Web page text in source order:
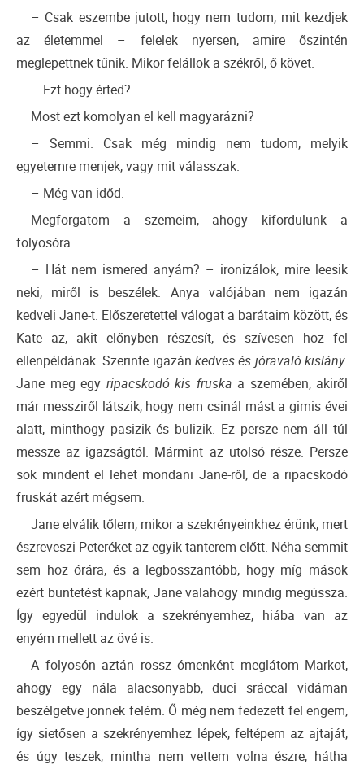
– Csak eszembe jutott, hogy nem tudom, mit kezdjek
az életemmel – felelek nyersen, amire őszintén
meglepettnek tűnik. Mikor felállok a székről, ő követ.
– Ezt hogy érted?
Most ezt komolyan el kell magyarázni?
– Semmi. Csak még mindig nem tudom, melyik
egyetemre menjek, vagy mit válasszak.
– Még van időd.
Megforgatom a szemeim, ahogy kifordulunk a
folyosóra.
– Hát nem ismered anyám? – ironizálok, mire leesik
neki, miről is beszélek. Anya valójában nem igazán
kedveli Jane-t. Előszeretettel válogat a barátaim között, és
Kate az, akit előnyben részesít, és szívesen hoz fel
ellenpéldának. Szerinte igazán kedves és jóravaló kislány.
Jane meg egy ripacskodó kis fruska a szemében, akiről
már messziről látszik, hogy nem csinál mást a gimis évei
alatt, minthogy pasizik és bulizik. Ez persze nem áll túl
messze az igazságtól. Mármint az utolsó része. Persze
sok mindent el lehet mondani Jane-ről, de a ripacskodó
fruskát azért mégsem.
Jane elválik tőlem, mikor a szekrényeinkhez érünk, mert
észreveszi Peteréket az egyik tanterem előtt. Néha semmit
sem hoz órára, és a legbosszantóbb, hogy míg mások
ezért büntetést kapnak, Jane valahogy mindig megússza.
Így egyedül indulok a szekrényemhez, hiába van az
enyém mellett az övé is.
A folyosón aztán rossz ómenként meglátom Markot,
ahogy egy nála alacsonyabb, duci sráccal vidáman
beszélgetve jönnek felém. Ő még nem fedezett fel engem,
így sietősen a szekrényemhez lépek, feltépem az ajtaját,
és úgy teszek, mintha nem vettem volna észre, hátha